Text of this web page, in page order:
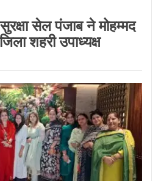
सेल पंजाब ने मोहम्मद
शहरी उपाध्यक्ष